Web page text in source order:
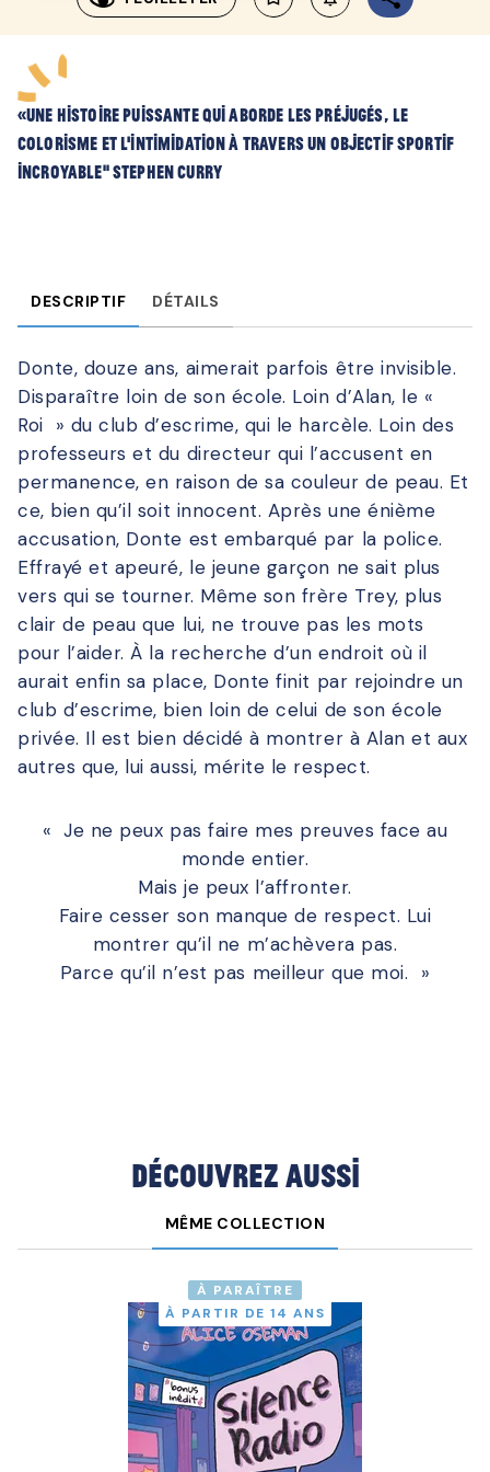
«Une histoire puissante qui aborde les préjugés, le
colorisme et l’intimidation à travers un objectif sportif
incroyable" Stephen Curry
DESCRIPTIF DÉTAILS
Donte, douze ans, aimerait parfois être invisible.
Disparaître loin de son école. Loin d’Alan, le «
Roi » du club d’escrime, qui le harcèle. Loin des
professeurs et du directeur qui l’accusent en
permanence, en raison de sa couleur de peau. Et
ce, bien qu’il soit innocent. Après une énième
accusation, Donte est embarqué par la police.
Effrayé et apeuré, le jeune garçon ne sait plus
vers qui se tourner. Même son frère Trey, plus
clair de peau que lui, ne trouve pas les mots
pour l’aider. À la recherche d’un endroit où il
aurait enfin sa place, Donte finit par rejoindre un
club d’escrime, bien loin de celui de son école
privée. Il est bien décidé à montrer à Alan et aux
autres que, lui aussi, mérite le respect.
« Je ne peux pas faire mes preuves face au
monde entier.
Mais je peux l’affronter.
Faire cesser son manque de respect. Lui
montrer qu’il ne m’achèvera pas.
Parce qu’il n’est pas meilleur que moi. »
Découvrez aussi
MÊME COLLECTION
À PARAÎTRE
À PARTIR DE 14 ANS